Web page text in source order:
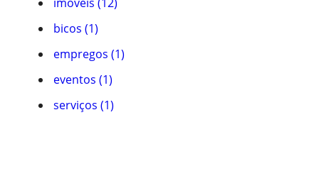
bicos (1)
empregos (1)
eventos (1)
serviços (1)